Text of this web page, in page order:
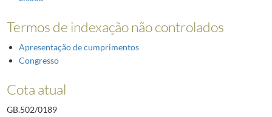
Termos de indexação não controlados
Apresentação de cumprimentos
Congresso
Cota atual
GB.502/0189